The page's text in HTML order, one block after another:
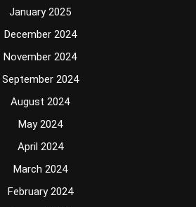
January 2025
December 2024
November 2024
September 2024
August 2024
May 2024
April 2024
March 2024
February 2024